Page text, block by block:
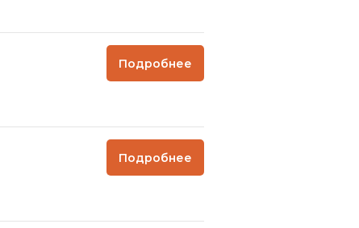
Подробнее
Подробнее